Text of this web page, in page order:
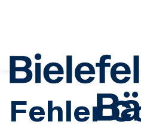
Fehler